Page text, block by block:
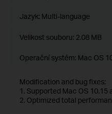
Jazyk: Multi-language
Velikost souboru: 2.08 MB
Operační systém: Mac OS
Modification and bug fixes:
1. Supported Mac OS 10.15
2. Optimized total